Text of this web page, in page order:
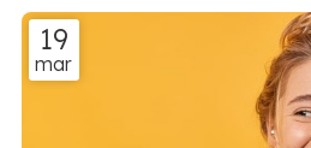
19
mar